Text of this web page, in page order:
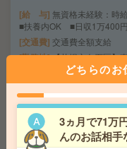
給 与 無資格未経験：
■扶養内OK ■日収1万400
交通費 交通費全額支給
勤務地 【札幌市白石区】
駅・白石(函館本線)駅・南
務地多数！
≪直接雇用の可能性あ
事務！[派遣]
どちらのお
3ヵ月で71万
んのお話相